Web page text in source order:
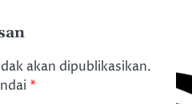
akan dipublikasikan.
*